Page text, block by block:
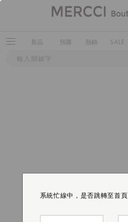
新品 預購 熱銷 SALE
系統忙線中，是否跳轉至首頁
系統忙線中，是否跳轉至首頁
系統忙線中，是否跳轉至首頁
系統忙線中，是否跳轉至首頁
系統忙線中，是否跳轉至首頁